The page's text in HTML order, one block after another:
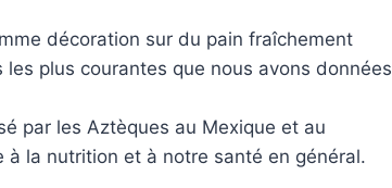
décoration sur du pain fraîchement
plus courantes que nous avons données
par les Aztèques au Mexique et au
à la nutrition et à notre santé en général.